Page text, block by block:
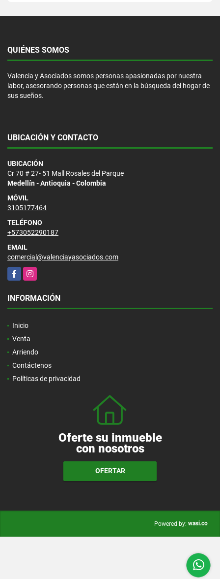
QUIÉNES SOMOS
Valencia y Asociados somos personas apasionadas por nuestra
labor, asesorando personas que están en la búsqueda del hogar de
sus sueños.
UBICACIÓN Y CONTACTO
UBICACIÓN
Cr 70 # 27- 51 Mall Rosales del Parque
Medellín - Antioquia - Colombia
MÓVIL
3105177464
TELÉFONO
+573052290187
EMAIL
comercial@valenciayasociados.com
FacebookInstagram
INFORMACIÓN
Inicio
Venta
Arriendo
Contáctenos
Políticas de privacidad
Oferte su inmueble
con nosotros
OFERTAR
Powered by: wasi.co